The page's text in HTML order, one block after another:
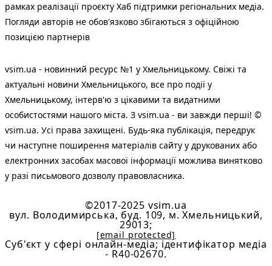
рамках реалізації проєкту Хаб підтримки регіональних медіа.
Погляди авторів не обов'язково збігаються з офіційною
позицією партнерів
vsim.ua - новинний ресурс №1 у Хмельницькому. Свіжі та
актуальні новини Хмельницького, все про події у
Хмельницькому, інтерв'ю з цікавими та видатними
особистостями нашого міста. З vsim.ua - ви завжди перші! ©
vsim.ua. Усі права захищені. Будь-яка публiкацiя, передрук
чи наступне поширення матеріалів сайту у друкованих або
електронних засобах масової інформації можлива винятково
у разі письмового дозволу правовласника.
©2017-2025 vsim.ua
вул. Володимирська, буд. 109, м. Хмельницький,
29013;
[email protected]
Cуб'єкт у сфері онлайн-медіа; ідентифікатор медіа
- R40-02670.